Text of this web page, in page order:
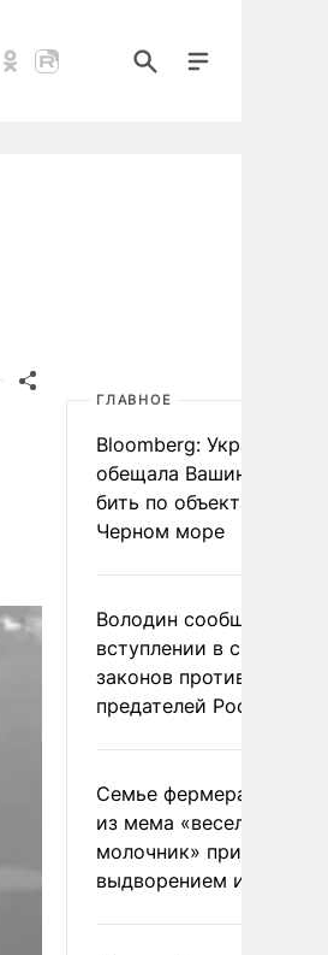
ГЛАВНОЕ
Bloomberg: Украина
обещала Вашингтону не
бить по объектам КТК в
Черном море
Володин сообщил о
вступлении в силу
законов против
предателей России
Семье фермера
из мема «веселый
молочник» пригрозили
выдворением из